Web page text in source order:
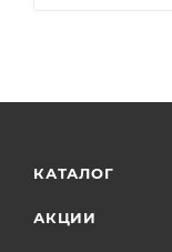
КАТАЛОГ
АКЦИИ